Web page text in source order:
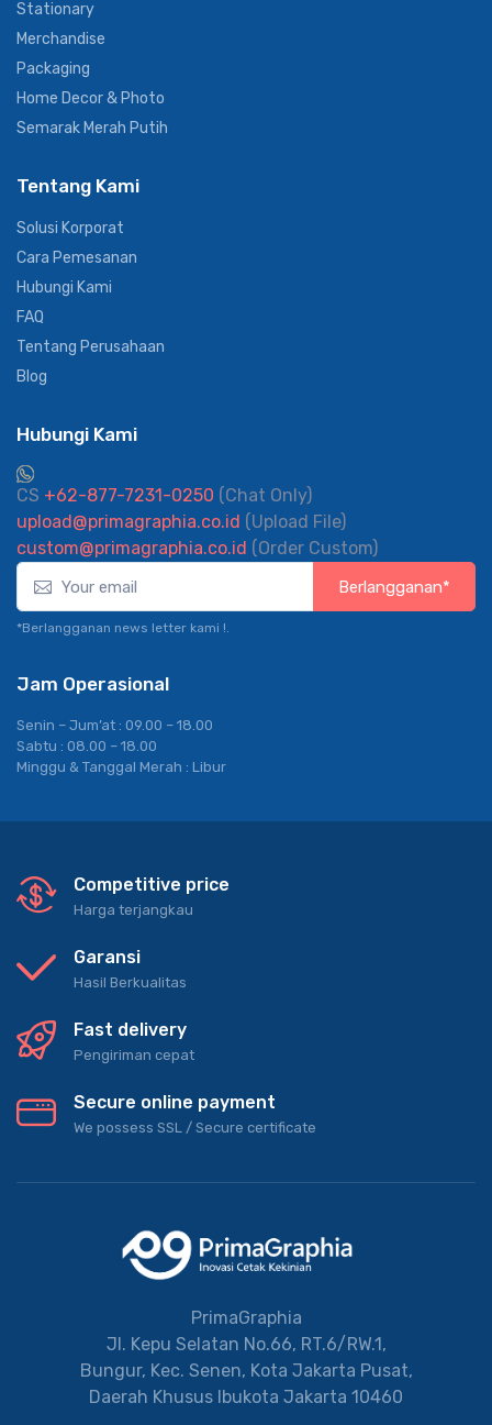
Stationary
Merchandise
Packaging
Home Decor & Photo
Semarak Merah Putih
Tentang Kami
Solusi Korporat
Cara Pemesanan
Hubungi Kami
FAQ
Tentang Perusahaan
Blog
Hubungi Kami
CS +62-877-7231-0250 (Chat Only)
upload@primagraphia.co.id (Upload File)
custom@primagraphia.co.id (Order Custom)
Berlangganan*
*Berlangganan news letter kami !.
Jam Operasional
Senin – Jum’at : 09.00 – 18.00
Sabtu : 08.00 – 18.00
Minggu & Tanggal Merah : Libur
Competitive price
Harga terjangkau
Garansi
Hasil Berkualitas
Fast delivery
Pengiriman cepat
Secure online payment
We possess SSL / Secure сertificate
PrimaGraphia
Jl. Kepu Selatan No.66, RT.6/RW.1,
Bungur, Kec. Senen, Kota Jakarta Pusat,
Daerah Khusus Ibukota Jakarta 10460